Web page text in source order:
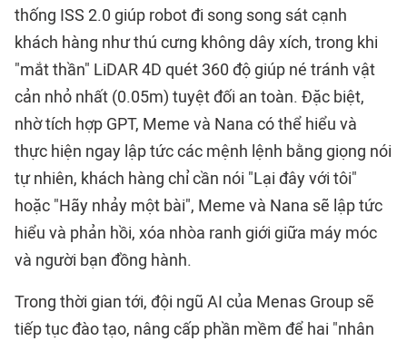
thống ISS 2.0 giúp robot đi song song sát cạnh
khách hàng như thú cưng không dây xích, trong khi
"mắt thần" LiDAR 4D quét 360 độ giúp né tránh vật
cản nhỏ nhất (0.05m) tuyệt đối an toàn. Đặc biệt,
nhờ tích hợp GPT, Meme và Nana có thể hiểu và
thực hiện ngay lập tức các mệnh lệnh bằng giọng nói
tự nhiên, khách hàng chỉ cần nói "Lại đây với tôi"
hoặc "Hãy nhảy một bài", Meme và Nana sẽ lập tức
hiểu và phản hồi, xóa nhòa ranh giới giữa máy móc
và người bạn đồng hành.
Trong thời gian tới, đội ngũ AI của Menas Group sẽ
tiếp tục đào tạo, nâng cấp phần mềm để hai "nhân